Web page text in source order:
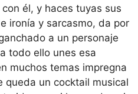
él, y haces tuyas sus
ironía y sarcasmo, da por
a un personaje
todo ello unes esa
muchos temas impregna
queda un cocktail musical